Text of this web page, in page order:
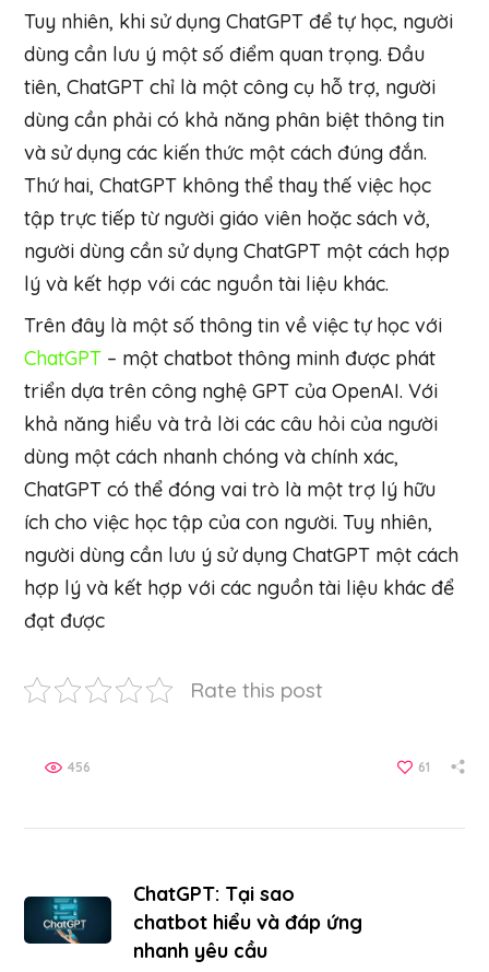
Tuy nhiên, khi sử dụng ChatGPT để tự học, người
dùng cần lưu ý một số điểm quan trọng. Đầu
tiên, ChatGPT chỉ là một công cụ hỗ trợ, người
dùng cần phải có khả năng phân biệt thông tin
và sử dụng các kiến thức một cách đúng đắn.
Thứ hai, ChatGPT không thể thay thế việc học
tập trực tiếp từ người giáo viên hoặc sách vở,
người dùng cần sử dụng ChatGPT một cách hợp
lý và kết hợp với các nguồn tài liệu khác.
Trên đây là một số thông tin về việc tự học với
ChatGPT – một chatbot thông minh được phát
triển dựa trên công nghệ GPT của OpenAI. Với
khả năng hiểu và trả lời các câu hỏi của người
dùng một cách nhanh chóng và chính xác,
ChatGPT có thể đóng vai trò là một trợ lý hữu
ích cho việc học tập của con người. Tuy nhiên,
người dùng cần lưu ý sử dụng ChatGPT một cách
hợp lý và kết hợp với các nguồn tài liệu khác để
đạt được
Rate this post
61
456
ChatGPT: Tại sao
chatbot hiểu và đáp ứng
nhanh yêu cầu